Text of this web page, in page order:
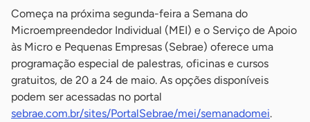
Começa na próxima segunda-feira a Semana do
Microempreendedor Individual (MEI) e o Serviço de Apoio
às Micro e Pequenas Empresas (Sebrae) oferece uma
programação especial de palestras, oficinas e cursos
gratuitos, de 20 a 24 de maio. As opções disponíveis
podem ser acessadas no portal
sebrae.com.br/sites/PortalSebrae/mei/semanadomei.